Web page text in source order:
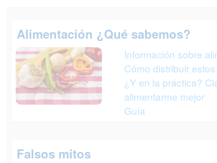
Alimentación ¿Qué sabemos?
Información sobre
Cómo distribuir
¿Y en la práctica?
alimentarme mejor
Guía
Falsos mitos